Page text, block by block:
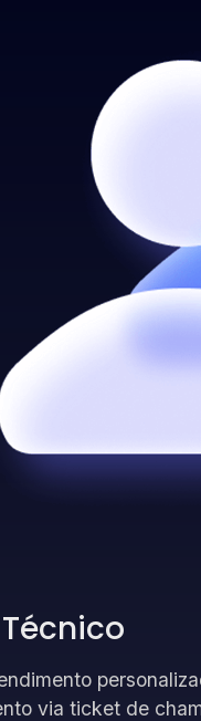
via ticket de